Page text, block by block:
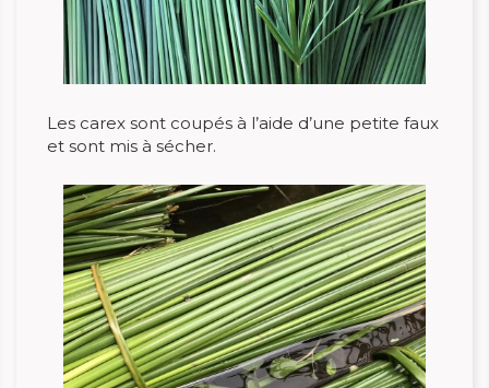
Les carex sont coupés à l’aide d’une petite faux
et sont mis à sécher.